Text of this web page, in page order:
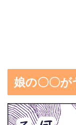
娘の〇〇が